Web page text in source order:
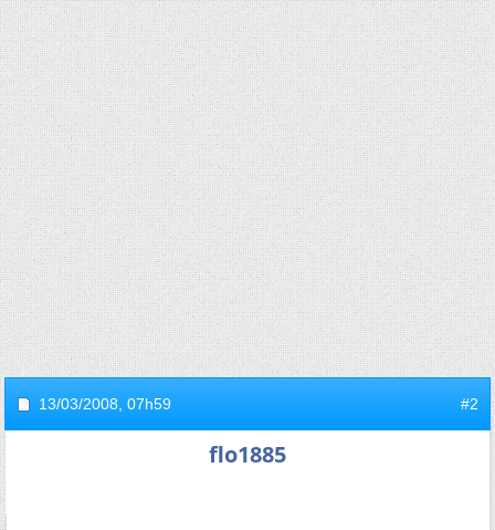
13/03/2008, 07h59 #2
flo1885